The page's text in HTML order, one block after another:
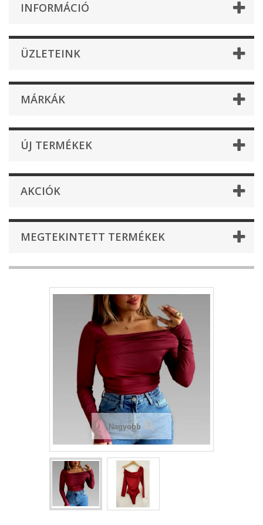
INFORMÁCIÓ
ÜZLETEINK
MÁRKÁK
ÚJ TERMÉKEK
AKCIÓK
MEGTEKINTETT TERMÉKEK
Nagyobb